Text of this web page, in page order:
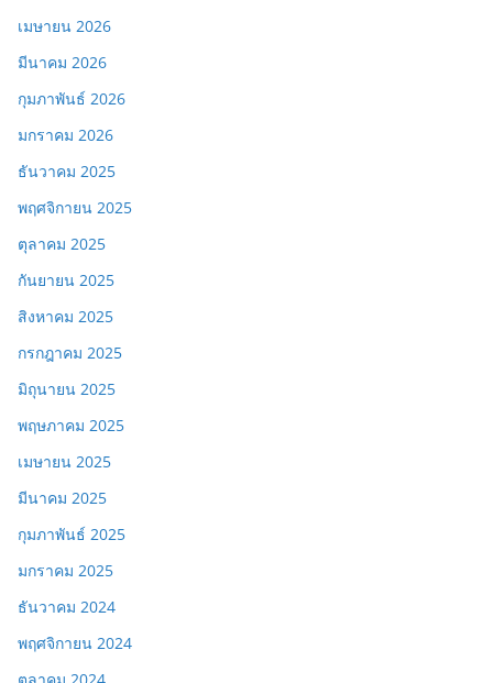
เมษายน 2026
มีนาคม 2026
กุมภาพันธ์ 2026
มกราคม 2026
ธันวาคม 2025
พฤศจิกายน 2025
ตุลาคม 2025
กันยายน 2025
สิงหาคม 2025
กรกฎาคม 2025
มิถุนายน 2025
พฤษภาคม 2025
เมษายน 2025
มีนาคม 2025
กุมภาพันธ์ 2025
มกราคม 2025
ธันวาคม 2024
พฤศจิกายน 2024